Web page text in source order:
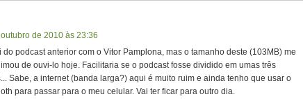
de 2010 às 23:36
do podcast anterior com o Vitor Pamplona, mas o tamanho deste (103MB) me
de ouvi-lo hoje. Facilitaria se o podcast fosse dividido em umas três
Sabe, a internet (banda larga?) aqui é muito ruim e ainda tenho que usar o
para passar para o meu celular. Vai ter ficar para outro dia.